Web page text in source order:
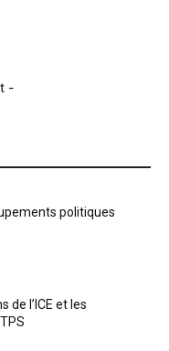
-
politiques
de l’ICE et les